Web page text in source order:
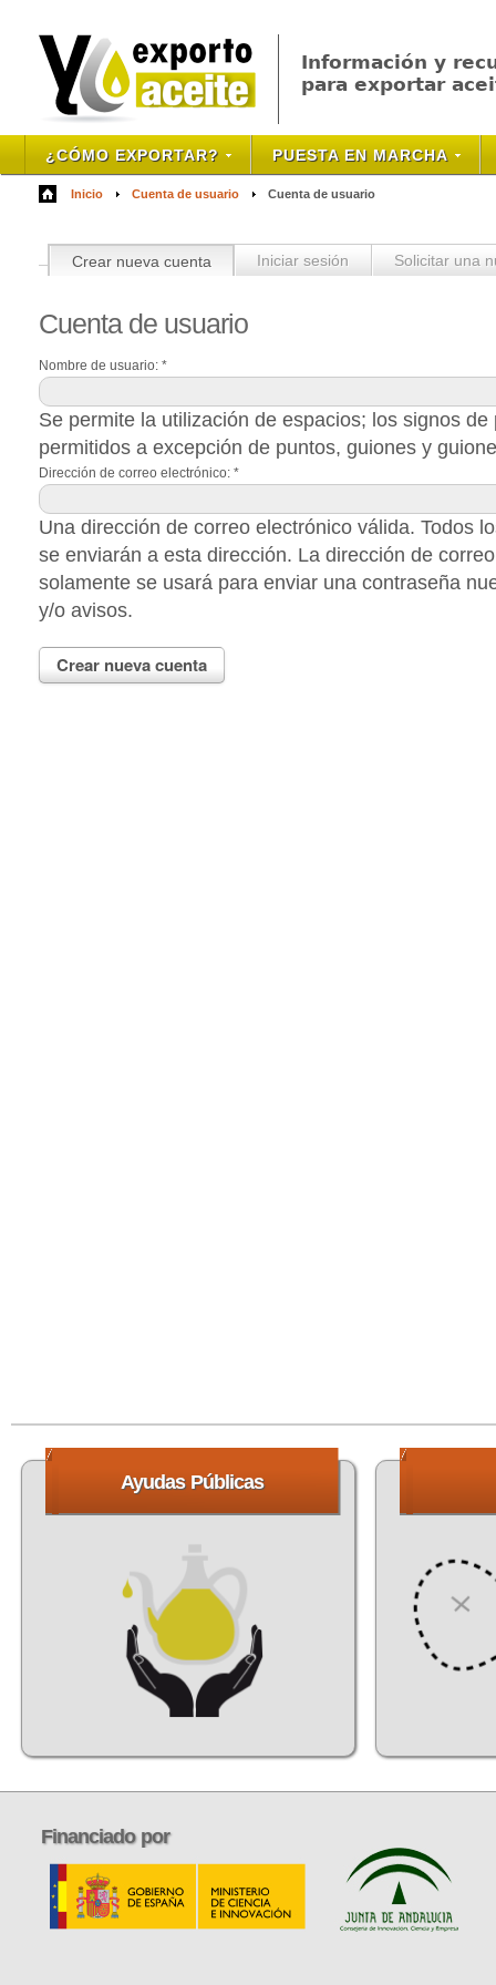
Información y
para exportar
¿CÓMO EXPORTAR? PUESTA EN MARCHA
Inicio Cuenta de usuario Cuenta de usuario
Crear nueva cuenta Iniciar sesión Solicitar una
Cuentade usuario
Nombre de usuario: *
Se permite la utilización de espacios; los signos
permitidos a excepción de puntos, guiones y
Dirección de correo electrónico: *
Una dirección de correo electrónico válida. Todos
se enviarán a esta dirección. La dirección de
solamente se usará para enviar una contraseña
y/o avisos.
AyudasPúblicas
Financiadopor